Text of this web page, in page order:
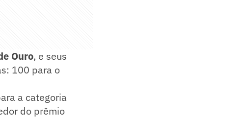
Ouro, e seus
100 para o
a categoria
do prêmio